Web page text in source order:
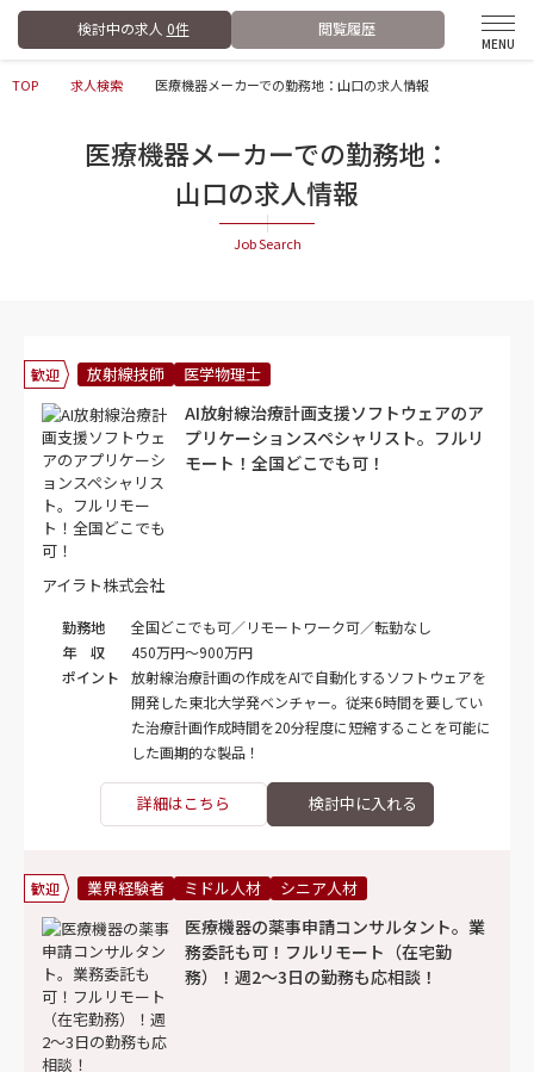
検討中の求人 0件 閲覧履歴
TOP 求人検索 医療機器メーカーでの勤務地：山口の求人情報
医療機器メーカーでの勤務地：
山口の求人情報
歓迎 放射線技師 医学物理士
AI放射線治療計画支援ソフトウェアのア
プリケーションスペシャリスト。フルリ
モート！全国どこでも可！
アイラト株式会社
勤務地
全国どこでも可／リモートワーク可／転勤なし
年 収
450万円～900万円
ポイント
放射線治療計画の作成をAIで自動化するソフトウェアを
開発した東北大学発ベンチャー。従来6時間を要してい
た治療計画作成時間を20分程度に短縮することを可能に
した画期的な製品！
詳細はこちら
歓迎 業界経験者 ミドル人材 シニア人材
医療機器の薬事申請コンサルタント。業
務委託も可！フルリモート（在宅勤
務）！週2～3日の勤務も応相談！